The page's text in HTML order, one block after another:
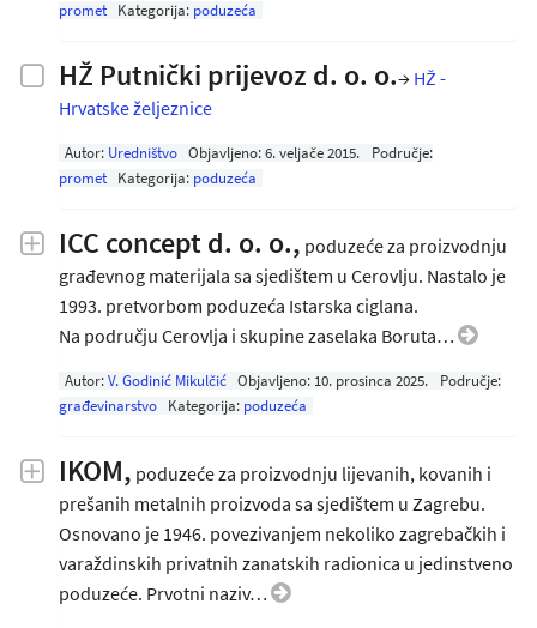
promet
Kategorija: poduzeća
HŽ Putnički prijevoz d. o. o.→ HŽ -
Hrvatske željeznice
Autor: Uredništvo Objavljeno:6. veljače 2015.
Područje:
promet
Kategorija: poduzeća
ICC concept d. o. o., poduzeće za proizvodnju
građevnog materijala sa sjedištem u Cerovlju. Nastalo je
1993. pretvorbom poduzeća Istarska ciglana.
Na području Cerovlja i skupine zaselaka Boruta…
Autor: V. Godinić Mikulčić Objavljeno: 10. prosinca 2025.
Područje:
građevinarstvo
Kategorija: poduzeća
IKOM, poduzeće za proizvodnju lijevanih, kovanih i
prešanih metalnih proizvoda sa sjedištem u Zagrebu.
Osnovano je 1946. povezivanjem nekoliko zagrebačkih i
varaždinskih privatnih zanatskih radionica u jedinstveno
poduzeće. Prvotni naziv…